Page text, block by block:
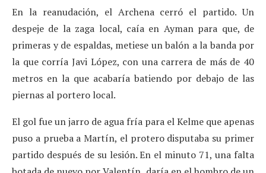
En la reanudación, el Archena cerró el partido. Un
despeje de la zaga local, caía en Ayman para que, de
primeras y de espaldas, metiese un balón a la banda por
la que corría Javi López, con una carrera de más de 40
metros en la que acabaría batiendo por debajo de las
piernas al portero local.
El gol fue un jarro de agua fría para el Kelme que apenas
puso a prueba a Martín, el protero disputaba su primer
partido después de su lesión. En el minuto 71, una falta